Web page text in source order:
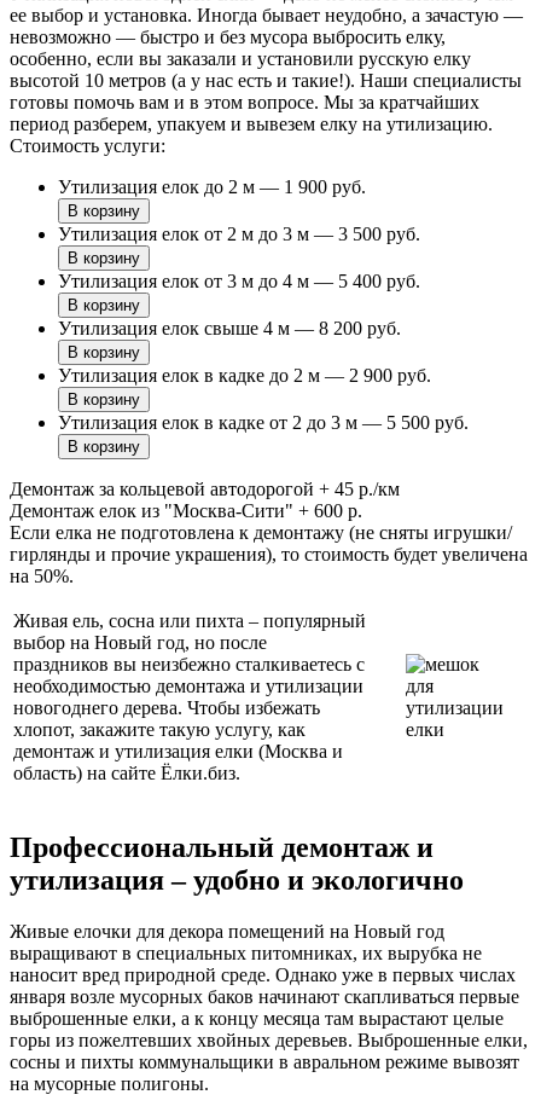
ее выбор и установка. Иногда бывает неудобно, а зачастую —
невозможно — быстро и без мусора выбросить елку,
особенно, если вы заказали и установили русскую елку
высотой 10 метров (а у нас есть и такие!). Наши специалисты
готовы помочь вам и в этом вопросе. Мы за кратчайших
период разберем, упакуем и вывезем елку на утилизацию.
Стоимость услуги:
Утилизация елок до 2 м — 1 900 руб.
Утилизация елок от 2 м до 3 м — 3 500 руб.
Утилизация елок от 3 м до 4 м — 5 400 руб.
Утилизация елок свыше 4 м — 8 200 руб.
Утилизация елок в кадке до 2 м — 2 900 руб.
Утилизация елок в кадке от 2 до 3 м — 5 500 руб.
Демонтаж за кольцевой автодорогой + 45 p./км
Демонтаж елок из "Москва-Сити" + 600 р.
Если елка не подготовлена к демонтажу (не сняты игрушки/
гирлянды и прочие украшения), то стоимость будет увеличена
на 50%.
Живая ель, сосна или пихта – популярный
выбор на Новый год, но после
праздников вы неизбежно сталкиваетесь с
необходимостью демонтажа и утилизации
новогоднего дерева. Чтобы избежать
хлопот, закажите такую услугу, как
демонтаж и утилизация елки (Москва и
область) на сайте Ёлки.биз.
Профессиональный демонтаж и
утилизация – удобно и экологично
Живые елочки для декора помещений на Новый год
выращивают в специальных питомниках, их вырубка не
наносит вред природной среде. Однако уже в первых числах
января возле мусорных баков начинают скапливаться первые
выброшенные елки, а к концу месяца там вырастают целые
горы из пожелтевших хвойных деревьев. Выброшенные елки,
сосны и пихты коммунальщики в авральном режиме вывозят
на мусорные полигоны.